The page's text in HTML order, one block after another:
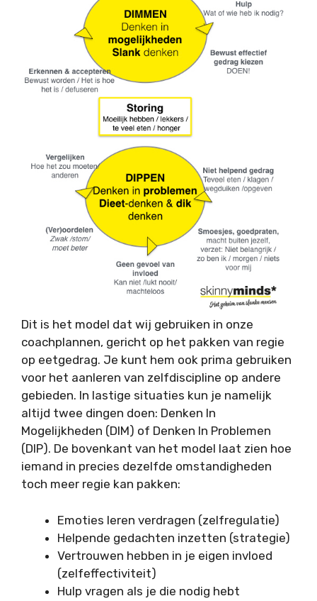
Dit is het model dat wij gebruiken in onze
coachplannen, gericht op het pakken van regie
op eetgedrag. Je kunt hem ook prima gebruiken
voor het aanleren van zelfdiscipline op andere
gebieden. In lastige situaties kun je namelijk
altijd twee dingen doen: Denken In
Mogelijkheden (DIM) of Denken In Problemen
(DIP). De bovenkant van het model laat zien hoe
iemand in precies dezelfde omstandigheden
toch meer regie kan pakken:
Emoties leren verdragen (zelfregulatie)
Helpende gedachten inzetten (strategie)
Vertrouwen hebben in je eigen invloed
(zelfeffectiviteit)
Hulp vragen als je die nodig hebt